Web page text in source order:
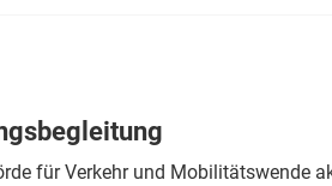
für Verkehr und Mobilitätswende